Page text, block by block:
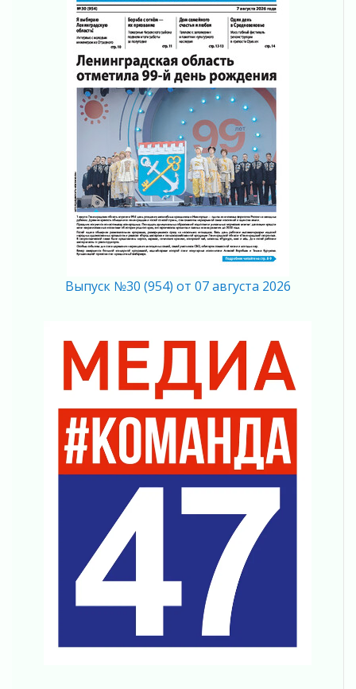
В Ленобласти растет потребление
мобильного трафика
04 августа 2026
Полумрак бьёт по карману
04 августа 2026
Вниманию автомобилистов!
04 августа 2026
Память, сталь и музыка
04 августа 2026
Регион готовится к выборам
04 августа 2026
Никакого принуждения, только письменное
согласие
04 августа 2026
04 августа 2026
Что делать со сбережениями
04 августа 2026
Награды нашли строителей
Ленобласть повышает производительность
труда в ЖКХ
03 августа 2026
Поддержка волонтерских объединений
Ладожский мост полностью закроют на два
03 августа 2026
Музеи Ленобласти обновляют пространства
03 августа 2026
Новая площадка: 2027
Часть медиков в Ленобласти сможет
Выпуск №30 (954) от 07 августа 2026